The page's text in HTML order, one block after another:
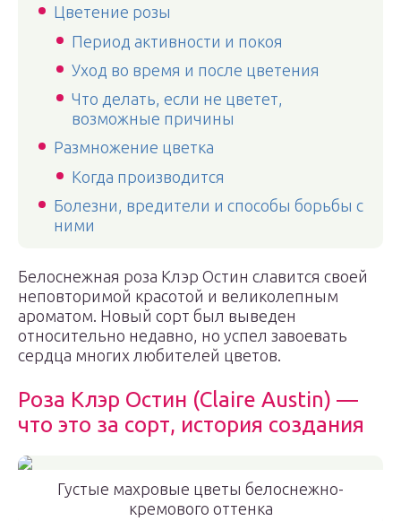
Цветение розы
Период активности и покоя
Уход во время и после цветения
Что делать, если не цветет,
возможные причины
Размножение цветка
Когда производится
Болезни, вредители и способы борьбы с
ними
Белоснежная роза Клэр Остин славится своей
неповторимой красотой и великолепным
ароматом. Новый сорт был выведен
относительно недавно, но успел завоевать
сердца многих любителей цветов.
Роза Клэр Остин (Claire Austin) —
что это за сорт, история создания
Густые махровые цветы белоснежно-
кремового оттенка